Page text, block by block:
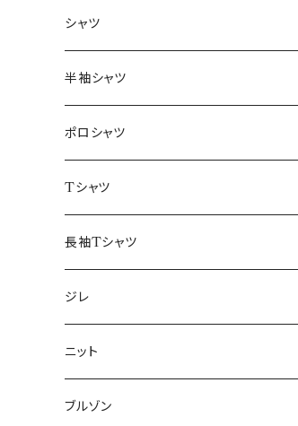
～44/S
46/M
48/L
50/XL～
シャツ
～44/S
46/M
48/L
50/XL～
半袖シャツ
～44/S
46/M
48/L
50/XL～
ポロシャツ
～44/S
46/M
48/L
50/XL～
Tシャツ
～44/S
46/M
48/L
50/XL～
長袖Tシャツ
～44/S
46/M
48/L
ジレ
～44/S
46/M
ニット
～44/S
ブルゾン